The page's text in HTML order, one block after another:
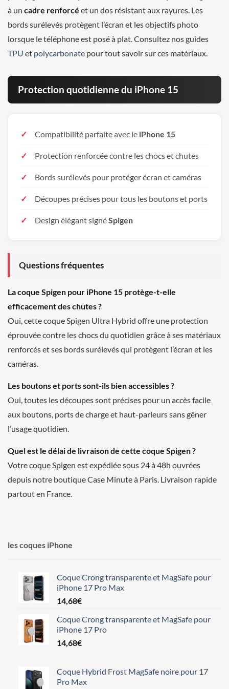
à un cadre renforcé et un dos résistant aux rayures. Les
bords surélevés protègent l’écran et les objectifs photo
lorsque le téléphone est posé à plat. Consultez nos guides
TPU et polycarbonate pour tout savoir sur ces matériaux.
Protection quotidienne du iPhone 15
Compatibilité parfaite avec le iPhone 15
Protection renforcée contre les chocs et chutes
Bords surélevés pour protéger écran et caméras
Découpes précises pour tous les boutons et ports
Design élégant signéSpigen
Questions fréquentes
La coque Spigen pour iPhone 15 protège-t-elle
efficacement des chutes ?
Oui, cette coque Spigen Ultra Hybrid offre une protection
éprouvée contre les chocs du quotidien grâce à ses matériaux
renforcés et ses bords surélevés qui protègent l’écran et les
caméras.
Les boutons et ports sont-ils bien accessibles ?
Oui, toutes les découpes sont précises pour un accès facile
aux boutons, ports de charge et haut-parleurs sans gêner
l’usage quotidien.
Quel est le délai de livraison de cette coque Spigen ?
Votre coque Spigen est expédiée sous 24 à 48h ouvrées
depuis notre boutique Case Minute à Paris. Livraison rapide
partout en France.
les coques iPhone
Coque Crong transparente et MagSafe pour
iPhone 17 Pro Max
14,68€
Coque Crong transparente et MagSafe pour
iPhone 17 Pro
14,68€
Coque Hybrid Frost MagSafe noire pour 17
Pro Max